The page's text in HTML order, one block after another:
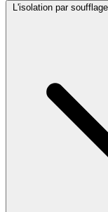
L'isolation par